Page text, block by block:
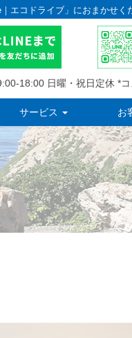
エコドライブ」におまかせく
18:00 日曜・祝日定休 *
サービス お